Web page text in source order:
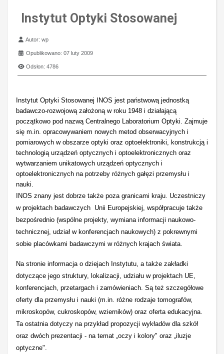
Instytut Optyki Stosowanej
Szczegóły
Autor:wp
Opublikowano: 07 luty 2009
Odsłon: 4786
Instytut Optyki Stosowanej INOS jest państwową jednostką
badawczo-rozwojową założoną w roku 1948 i działającą
początkowo pod nazwą Centralnego Laboratorium Optyki. Zajmuje
się m.in. opracowywaniem nowych metod obserwacyjnych i
pomiarowych w obszarze optyki oraz optoelektroniki, konstrukcją i
technologią urządzeń optycznych i optoelektronicznych oraz
wytwarzaniem unikatowych urządzeń optycznych i
optoelektronicznych na potrzeby różnych gałęzi przemysłu i
nauki.
INOS znany jest dobrze także poza granicami kraju. Uczestniczy
w projektach badawczych Unii Europejskiej, współpracuje także
bezpośrednio (wspólne projekty, wymiana informacji naukowo-
technicznej, udział w konferencjach naukowych) z pokrewnymi
sobie placówkami badawczymi w różnych krajach świata.
Na stronie informacja o dziejach Instytutu, a także zakładki
dotyczące jego struktury, lokalizacji, udziału w projektach UE,
konferencjach, przetargach i zamówieniach. Są też szczegółowe
oferty dla przemysłu i nauki (m.in. różne rodzaje tomografów,
mikroskopów, cukroskopów, wzierników) oraz oferta edukacyjna.
Ta ostatnia dotyczy na przykład propozycji wykładów dla szkół
oraz dwóch prezentacji - na temat „oczy i kolory" oraz „iluzje
optyczne".